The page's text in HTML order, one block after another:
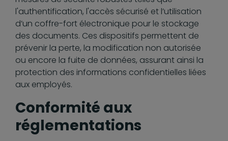
l'authentification, l'accès sécurisé et l’utilisation
d’un coffre-fort électronique pour le stockage
des documents. Ces dispositifs permettent de
prévenir la perte, la modification non autorisée
ou encore la fuite de données, assurant ainsi la
protection des informations confidentielles liées
aux employés.
Conformité aux
réglementations